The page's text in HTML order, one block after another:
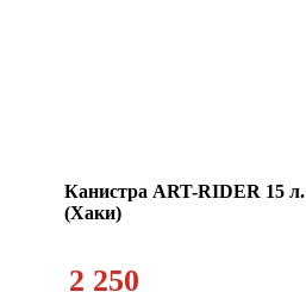
Канистра ART-RIDER 15 л.
(Хаки)
2 250